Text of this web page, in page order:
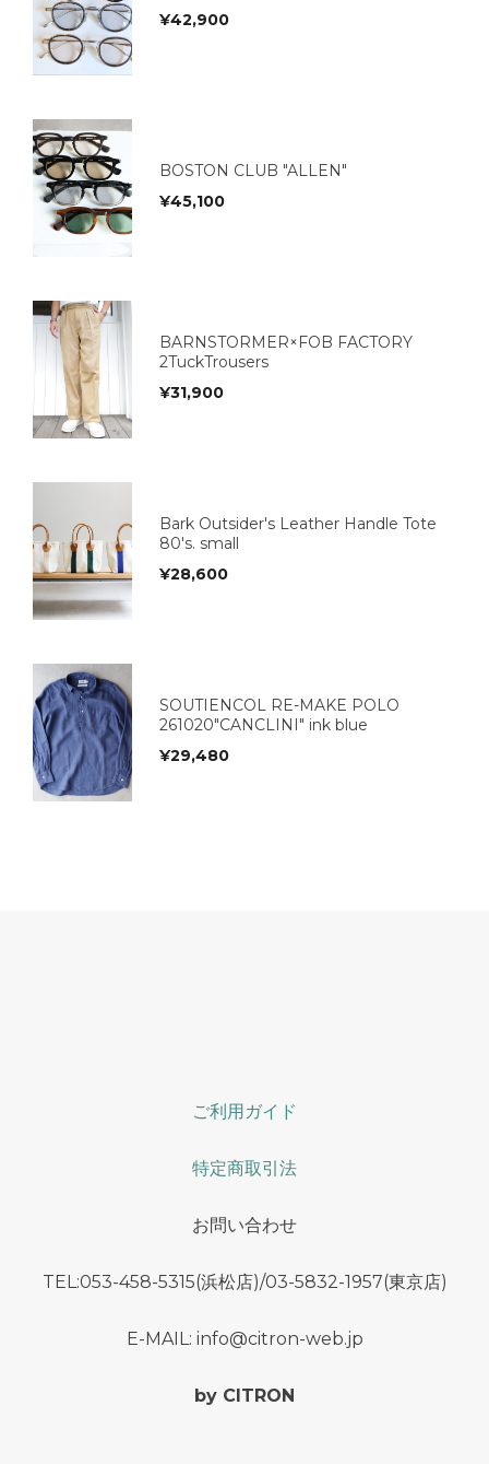
¥42,900
BOSTON CLUB "ALLEN"
¥45,100
BARNSTORMER×FOB FACTORY
2TuckTrousers
¥31,900
Bark Outsider's Leather Handle Tote
80's. small
¥28,600
SOUTIENCOL RE-MAKE POLO
261020"CANCLINI" ink blue
¥29,480
ご利用ガイド
特定商取引法
お問い合わせ
TEL:053-458-5315(浜松店)/03-5832-1957(東京店)
E-MAIL: info@citron-web.jp
by CITRON